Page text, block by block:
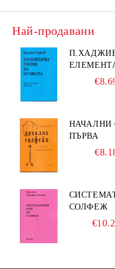
Най-продавани
НАЧАЛНИ
ПЪРВА
СОЛФЕЖ